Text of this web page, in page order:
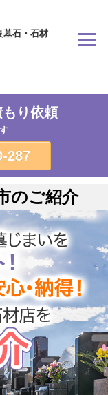
墓石・石材
り依頼
287
のご紹介